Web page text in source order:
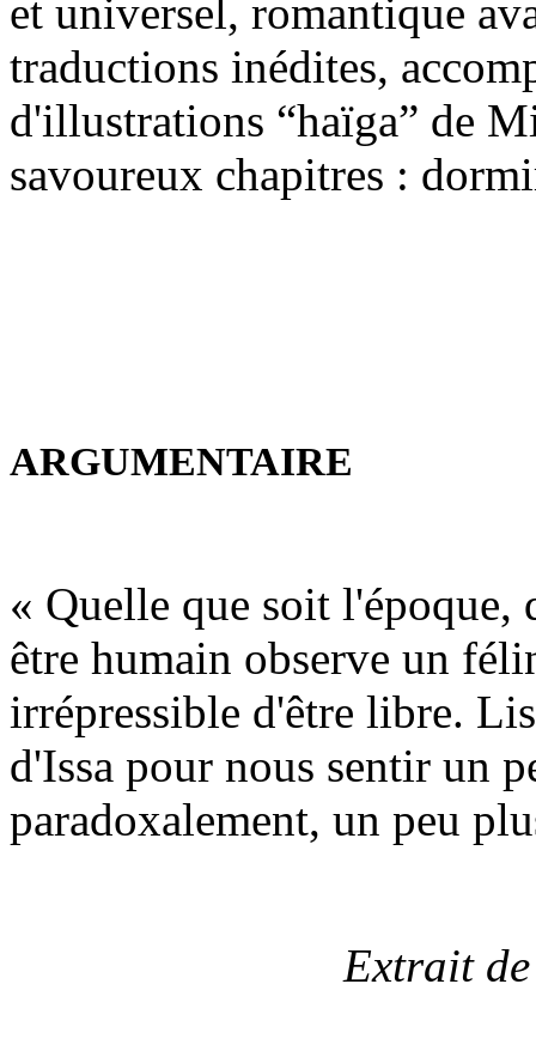
et universel, romantique
traductions inédites,
d'illustrations “haïga” de
savoureux chapitres :
ARGUMENTAIRE
« Quelle que soit l'époque,
être humain observe un
irrépressible d'être libre.
d'Issa pour nous sentir un
paradoxalement, un peu
Extrait